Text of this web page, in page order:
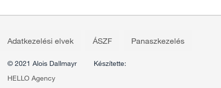
Adatkezelési elvek ÁSZF Panaszkezelés
© 2021 Alois Dallmayr
Készítette:
HELLO Agency